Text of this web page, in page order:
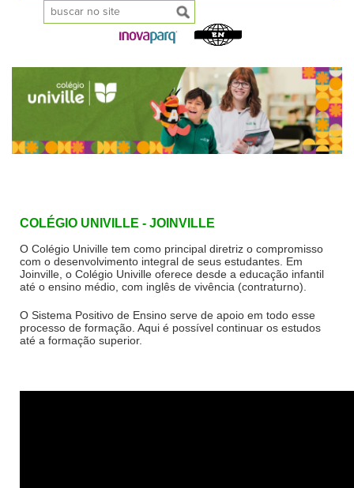
COLÉGIO UNIVILLE - JOINVILLE
O Colégio Univille tem como principal diretriz o compromisso
com o desenvolvimento integral de seus estudantes. Em
Joinville, o Colégio Univille oferece desde a educação infantil
até o ensino médio, com inglês de vivência (contraturno).
O Sistema Positivo de Ensino serve de apoio em todo esse
processo de formação. Aqui é possível continuar os estudos
até a formação superior.